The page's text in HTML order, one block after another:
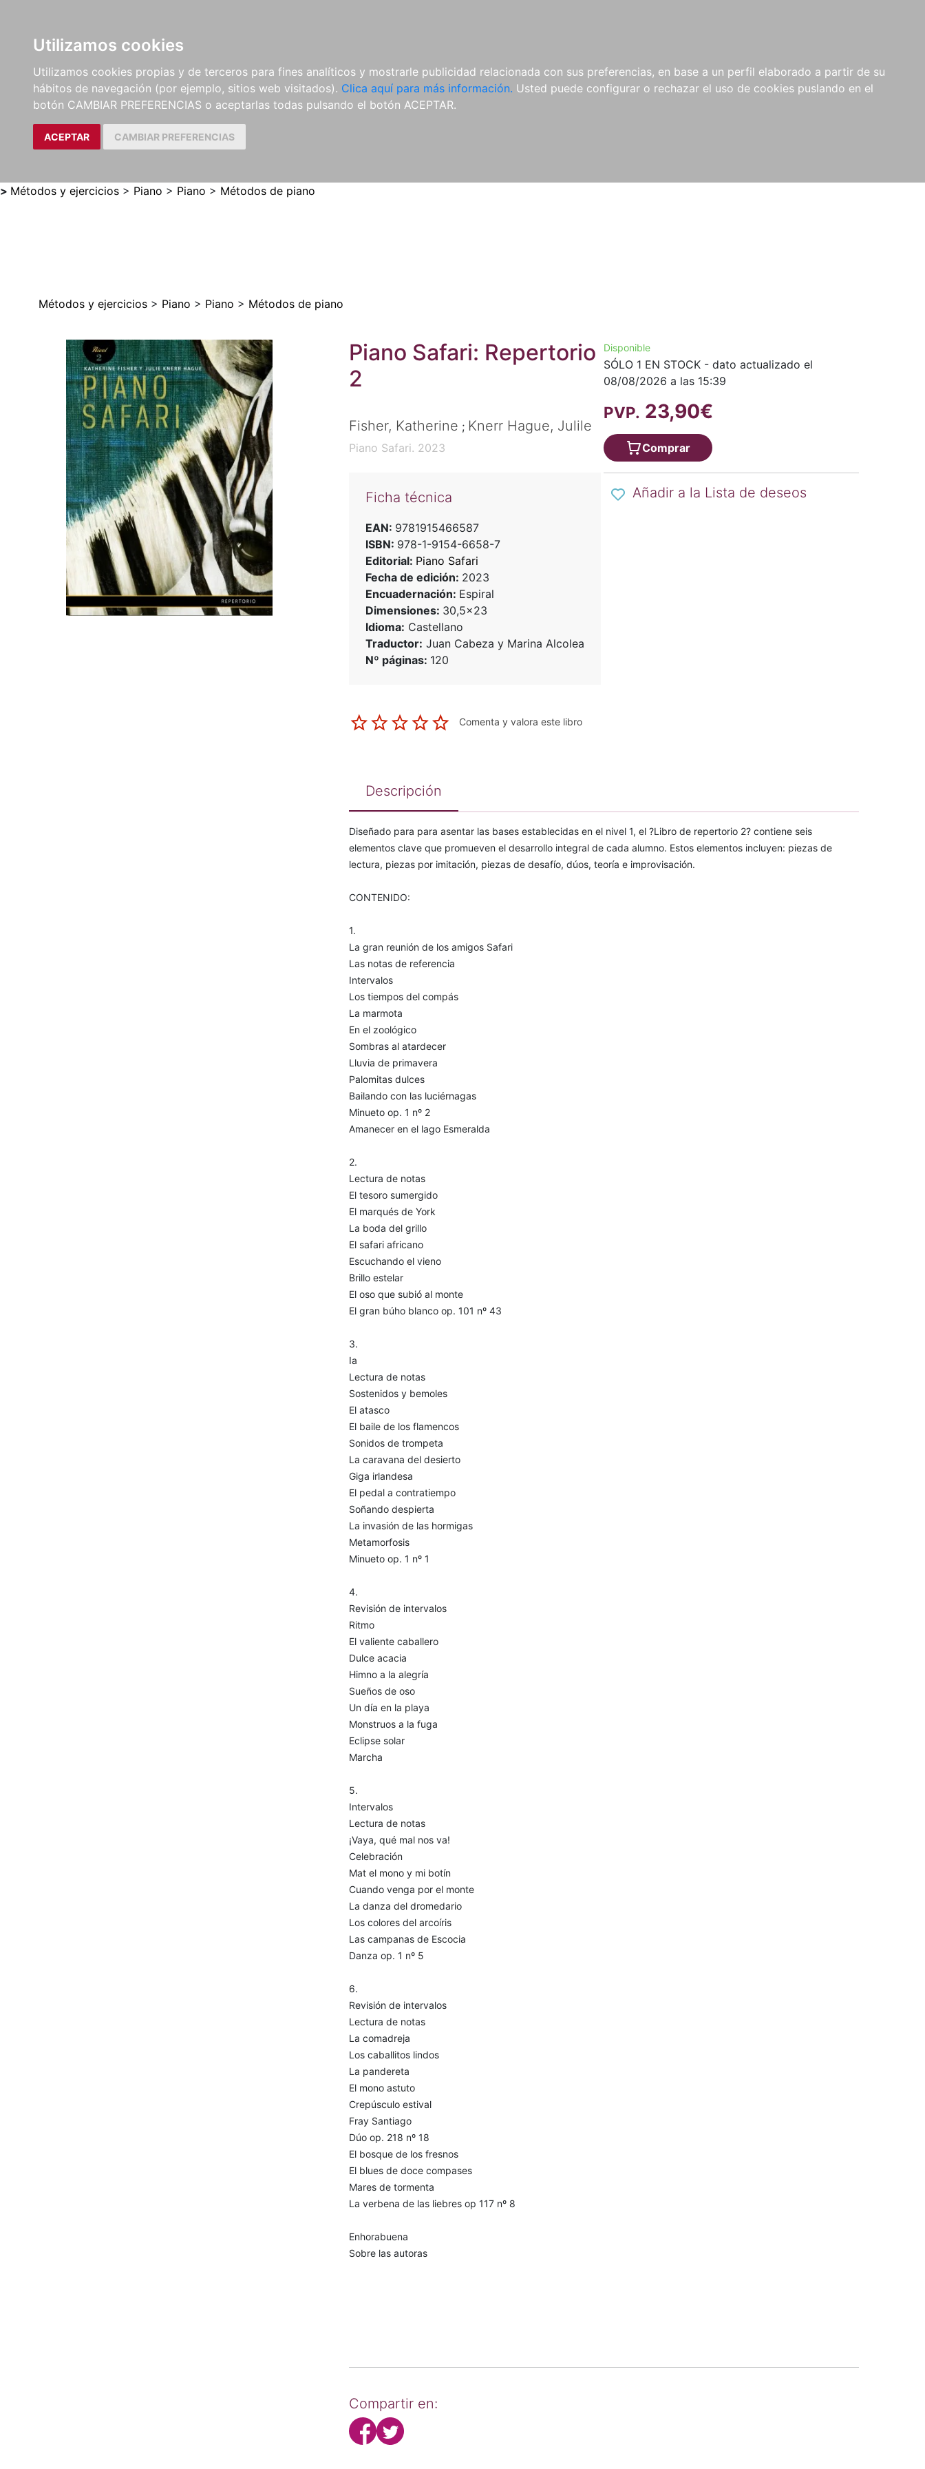
Utilizamos cookies
Utilizamos cookies propias y de terceros para fines analíticos y mostrarle publicidad relacionada con sus preferencias, en base a un perfil elaborado a partir de su
hábitos de navegación (por ejemplo, sitios web visitados). Clica aquí para más información. Usted puede configurar o rechazar el uso de cookies puslando en el
botón CAMBIAR PREFERENCIAS o aceptarlas todas pulsando el botón ACEPTAR.
ACEPTAR CAMBIAR PREFERENCIAS
LIBROS
MÉTODOS Y
EJERCICIOS
PARTITURAS Y EDICIONES
CRÍTICAS
REVISTAS
CDS Y
DVDS
MATERIAL
COMPLEMENTARIO
NOVEDADES NOTICIAS
COMPRAS
INSTITUCIONALES
> Métodos y ejercicios > Piano > Piano > Métodos de piano
Métodos y ejercicios > Piano > Piano > Métodos de piano
Piano Safari: Repertorio
2
Fisher, Katherine ; Knerr Hague, Julile
Piano Safari. 2023
Ficha técnica
EAN: 9781915466587
ISBN: 978-1-9154-6658-7
Editorial: Piano Safari
Fecha de edición: 2023
Encuadernación: Espiral
Dimensiones: 30,5x23
Idioma: Castellano
Traductor: Juan Cabeza y Marina Alcolea
Nº páginas: 120
Comenta y valora este libro
Disponible
SÓLO 1 EN STOCK - dato actualizado el
08/08/2026 a las 15:39
PVP. 23,90€
Comprar
Añadir a la Lista de deseos
Descripción
Diseñado para para asentar las bases establecidas en el nivel 1, el ?Libro de repertorio 2? contiene seis
elementos clave que promueven el desarrollo integral de cada alumno. Estos elementos incluyen: piezas de
lectura, piezas por imitación, piezas de desafío, dúos, teoría e improvisación.
CONTENIDO:
1.
La gran reunión de los amigos Safari
Las notas de referencia
Intervalos
Los tiempos del compás
La marmota
En el zoológico
Sombras al atardecer
Lluvia de primavera
Palomitas dulces
Bailando con las luciérnagas
Minueto op. 1 nº 2
Amanecer en el lago Esmeralda
2.
Lectura de notas
El tesoro sumergido
El marqués de York
La boda del grillo
El safari africano
Escuchando el vieno
Brillo estelar
El oso que subió al monte
El gran búho blanco op. 101 nº 43
3.
Ia
Lectura de notas
Sostenidos y bemoles
El atasco
El baile de los flamencos
Sonidos de trompeta
La caravana del desierto
Giga irlandesa
El pedal a contratiempo
Soñando despierta
La invasión de las hormigas
Metamorfosis
Minueto op. 1 nº 1
4.
Revisión de intervalos
Ritmo
El valiente caballero
Dulce acacia
Himno a la alegría
Sueños de oso
Un día en la playa
Monstruos a la fuga
Eclipse solar
Marcha
5.
Intervalos
Lectura de notas
¡Vaya, qué mal nos va!
Celebración
Mat el mono y mi botín
Cuando venga por el monte
La danza del dromedario
Los colores del arcoíris
Las campanas de Escocia
Danza op. 1 nº 5
6.
Revisión de intervalos
Lectura de notas
La comadreja
Los caballitos lindos
La pandereta
El mono astuto
Crepúsculo estival
Fray Santiago
Dúo op. 218 nº 18
El bosque de los fresnos
El blues de doce compases
Mares de tormenta
La verbena de las liebres op 117 nº 8
Enhorabuena
Sobre las autoras
Compartir en: